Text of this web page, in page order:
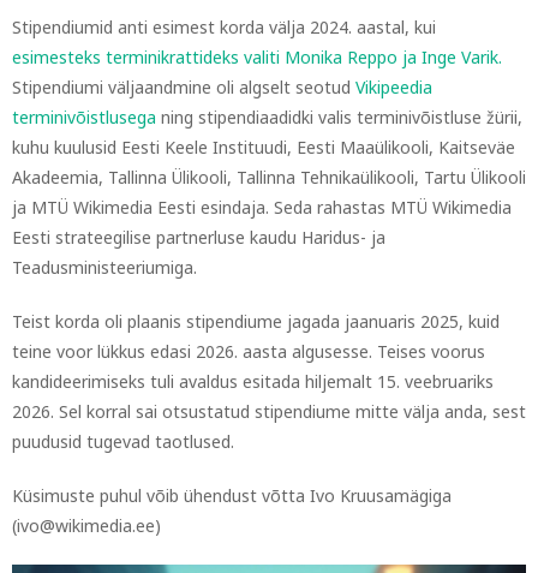
Stipendiumid anti esimest korda välja 2024. aastal, kui
esimesteks terminikrattideks valiti Monika Reppo ja Inge Varik.
Stipendiumi väljaandmine oli algselt seotud Vikipeedia
terminivõistlusega ning stipendiaadidki valis terminivõistluse žürii,
kuhu kuulusid Eesti Keele Instituudi, Eesti Maaülikooli, Kaitseväe
Akadeemia, Tallinna Ülikooli, Tallinna Tehnikaülikooli, Tartu Ülikooli
ja MTÜ Wikimedia Eesti esindaja. Seda rahastas MTÜ Wikimedia
Eesti strateegilise partnerluse kaudu Haridus- ja
Teadusministeeriumiga.
Teist korda oli plaanis stipendiume jagada jaanuaris 2025, kuid
teine voor lükkus edasi 2026. aasta algusesse. Teises voorus
kandideerimiseks tuli avaldus esitada hiljemalt 15. veebruariks
2026. Sel korral sai otsustatud stipendiume mitte välja anda, sest
puudusid tugevad taotlused.
Küsimuste puhul võib ühendust võtta Ivo Kruusamägiga
(ivo@wikimedia.ee)